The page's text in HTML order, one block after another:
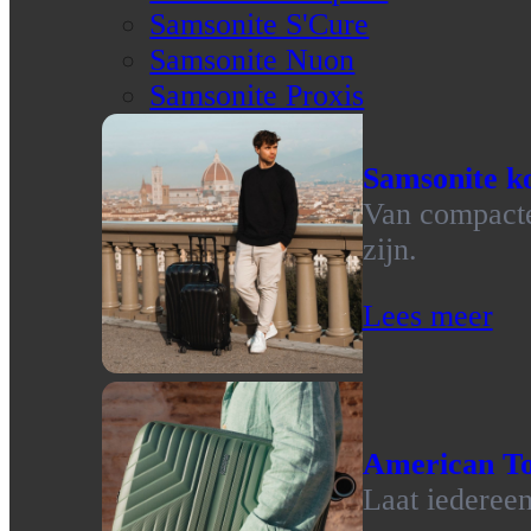
Samsonite S'Cure
Samsonite Nuon
Samsonite Proxis
Samsonite
Van
zijn.
Lees meer
American
Laat